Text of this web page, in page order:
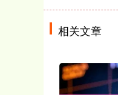
相关文章